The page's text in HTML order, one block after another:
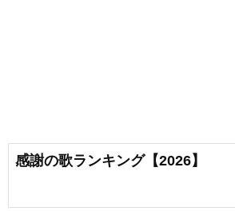
感謝の歌ランキング【2026】